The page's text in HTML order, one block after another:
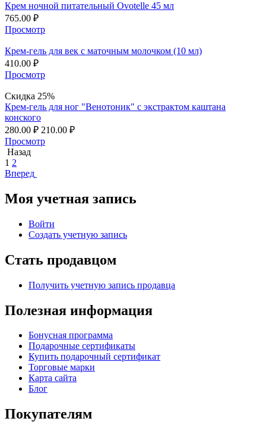
Крем ночной питательный Ovotelle 45 мл
765.00 ₽
Просмотр
Крем-гель для век с маточным молочком (10 мл)
410.00 ₽
Просмотр
Скидка 25%
Крем-гель для ног "Венотоник" с экстрактом каштана
конского
280.00 ₽ 210.00 ₽
Просмотр
Назад
1 2
Вперед
Моя учетная запись
Войти
Создать учетную запись
Стать продавцом
Получить учетную запись продавца
Полезная информация
Бонусная программа
Подарочные сертификаты
Купить подарочный сертификат
Торговые марки
Карта сайта
Блог
Покупателям